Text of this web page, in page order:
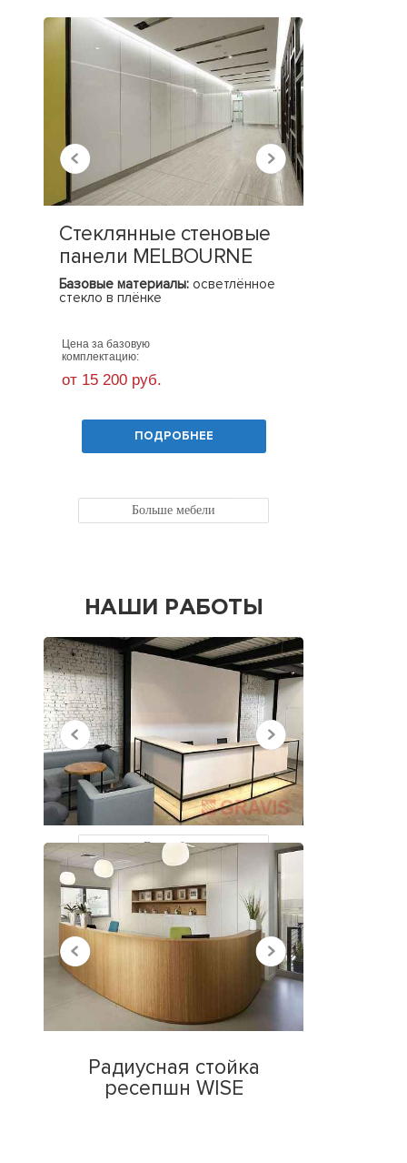
Стеклянные стеновые
панели MELBOURNE
Базовые материалы: осветлённое
стекло в плёнке
Цена за базовую
комплектацию:
от 15 200 руб.
ПОДРОБНЕЕ
Больше мебели
НАШИ РАБОТЫ
Все работы
НЕДАВНО
ПРОСМОТРЕННЫЕ
Радиусная стойка
ресепшн WISE